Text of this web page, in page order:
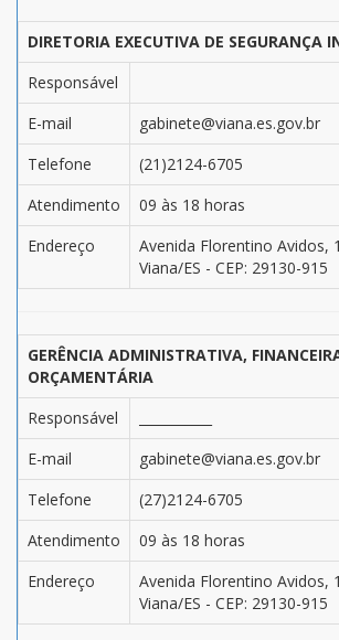
DIRETORIA EXECUTIVA DE SEGURANÇA
Responsável
E-mail
gabinete@viana.es.gov.br
Telefone
(21)2124-6705
Atendimento
09 às 18 horas
Endereço
Avenida Florentino Avidos,
Viana/ES - CEP: 29130-915
GERÊNCIA ADMINISTRATIVA,
ORÇAMENTÁRIA
Responsável
E-mail
gabinete@viana.es.gov.br
Telefone
(27)2124-6705
Atendimento
09 às 18 horas
Endereço
Avenida Florentino Avidos,
Viana/ES - CEP: 29130-915